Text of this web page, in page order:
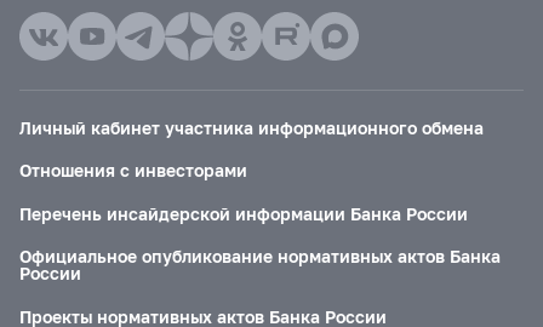
Личный кабинет участника информационного обмена
Отношения с инвесторами
Перечень инсайдерской информации Банка России
Официальное опубликование нормативных актов Банка
России
Проекты нормативных актов Банка России